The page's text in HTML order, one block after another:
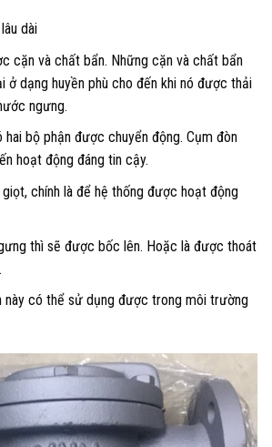
dài
cặn và chất bẩn. Những cặn và chất bẩn
ở dạng huyền phù cho đến khi nó được thải
ngưng.
bộ phận được chuyển động. Cụm đòn
hoạt động đáng tin cậy.
chính là để hệ thống được hoạt động
thì sẽ được bốc lên. Hoặc là được thoát
này có thể sử dụng được trong môi trường